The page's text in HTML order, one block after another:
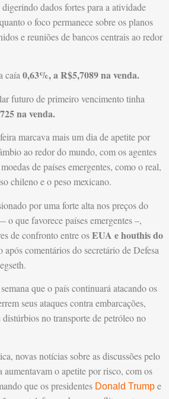
dados fortes para a atividade
o foco permanece sobre os planos
e reuniões de bancos centrais ao redor
caía0,63%, a R$5,7089 na venda.
futuro de primeiro vencimento tinha
na venda.
marcava mais um dia de apetite por
ao redor do mundo, com os agentes
de países emergentes, como o real,
chileno e o peso mexicano.
por uma forte alta nos preços do
o que favorece países emergentes –,
de confronto entre osEUA e houthis do
comentários do secretário de Defesa
que o país continuará atacando os
seus ataques contra embarcações,
no transporte de petróleo no
novas notícias sobre as discussões pelo
o apetite por risco, com os
que os presidentes Donald Trump e